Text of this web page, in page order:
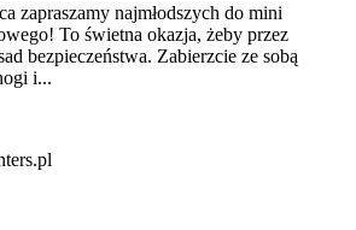
zapraszamy najmłodszych do mini
To świetna okazja, żeby przez
bezpieczeństwa. Zabierzcie ze sobą
i...